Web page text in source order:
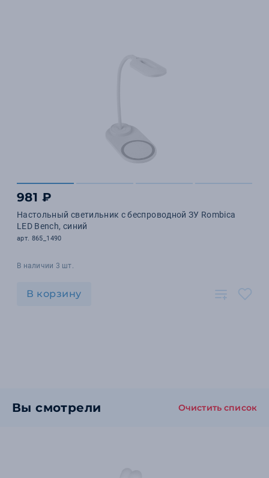
981 ₽
Настольный светильник с беспроводной ЗУ Rombica
LED Bench, синий
арт. 865_1490
В наличии 3 шт.
В корзину
Вы смотрели Очистить список